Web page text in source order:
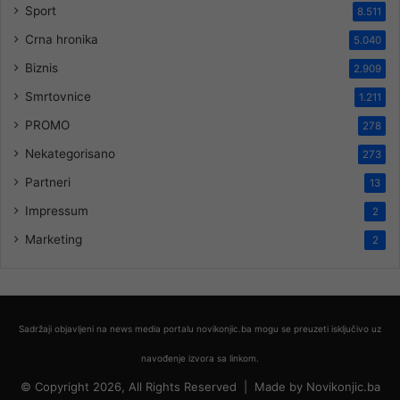
Sport 8.511
Crna hronika 5.040
Biznis 2.909
Smrtovnice 1.211
PROMO 278
Nekategorisano 273
Partneri 13
Impressum 2
Marketing 2
Sadržaji objavljeni na news media portalu novikonjic.ba mogu se preuzeti isključivo uz
navođenje izvora sa linkom.
© Copyright 2026, All Rights Reserved | Made by Novikonjic.ba